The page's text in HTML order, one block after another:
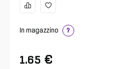
In magazzino ?
1.65 €